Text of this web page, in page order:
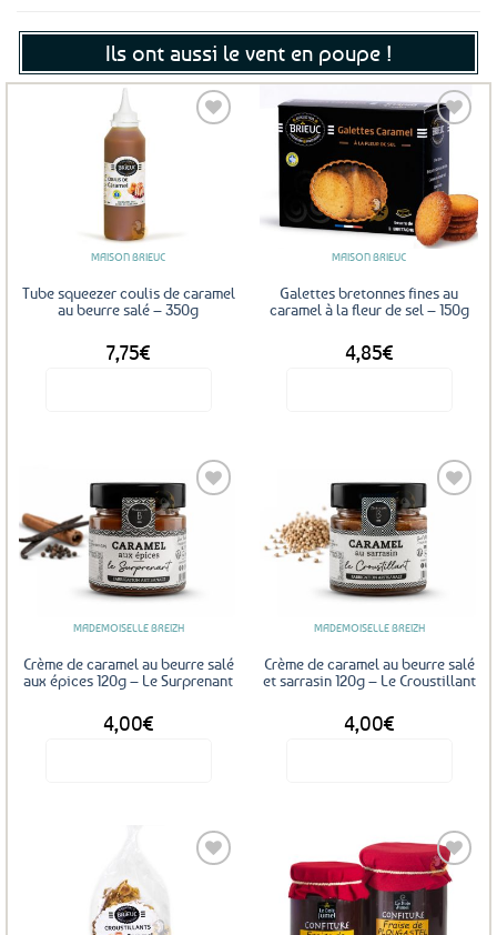
Ils ont aussi le vent en poupe !
MAISON BRIEUC
Tube squeezer coulis de caramel
au beurre salé – 350g
7,75€
Ajouter
aux
favoris
MAISON BRIEUC
Galettes bretonnes fines au
caramel à la fleur de sel – 150g
4,85€
Ajouter
MADEMOISELLE BREIZH
Crème de caramel au beurre salé
aux épices 120g – Le Surprenant
4,00€
Ajouter
MADEMOISELLE BREIZH
Crème de caramel au beurre salé
et sarrasin 120g – Le Croustillant
4,00€
Ajouter